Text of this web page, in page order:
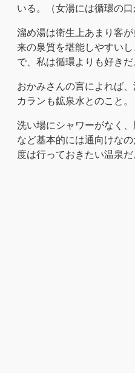
いる。（女湯には循環の口
溜め湯は衛生上あまり客
来の泉質を堪能しやすい
で、私は循環よりも好きだ
おかみさんの言によれば
カランも鉱泉水とのこと。
洗い場にシャワーがなく
など基本的には通向けな
度は行っておきたい温泉だ